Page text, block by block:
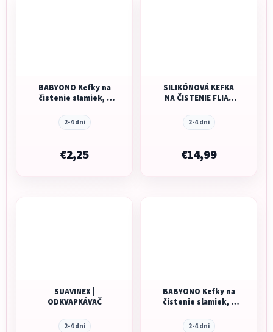
BABYONO Kefky na
čistenie slamiek, 4
2-4 dni
€2,25
SILIKÓNOVÁ KEFKA
NA ČISTENIE FLIAŠ
SAND
2-4 dni
€14,99
SUAVINEX |
ODKVAPKÁVAČ
2-4 dni
BABYONO Kefky na
čistenie slamiek, 3
2-4 dni